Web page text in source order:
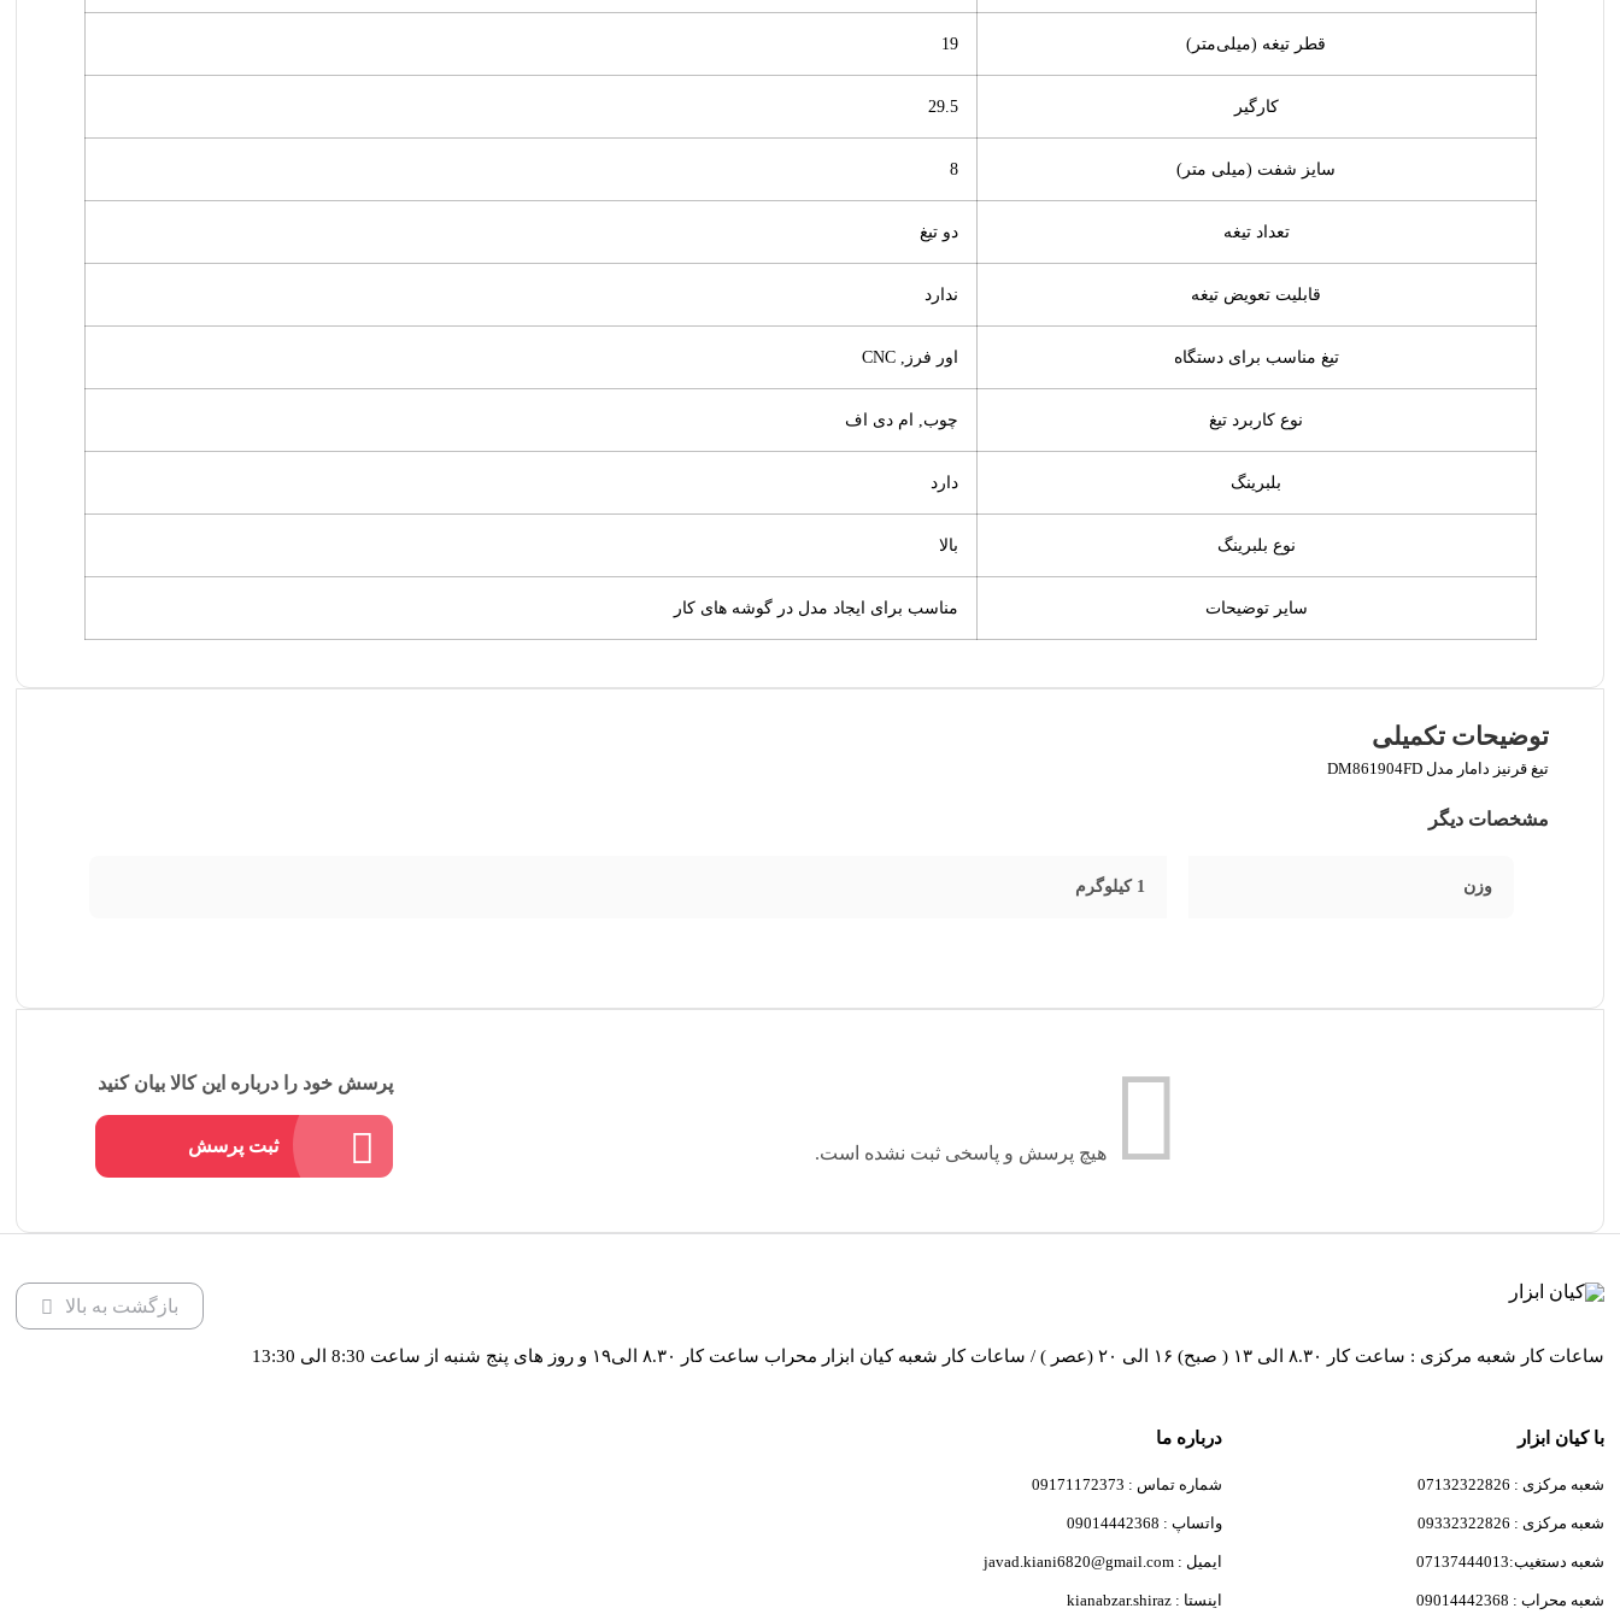
قطر تیغه (میلی‌متر) 19
کارگیر 29.5
سایز شفت (میلی متر) 8
تعداد تیغه دو تیغ
قابلیت تعویض تیغه ندارد
تیغ مناسب برای دستگاه اور فرز, CNC
نوع کاربرد تیغ چوب, ام دی اف
بلبرینگ دارد
نوع بلبرینگ بالا
سایر توضیحات مناسب برای ایجاد مدل در گوشه های کار
توضیحات تکمیلی
تیغ قرنیز دامار مدل DM861904FD
مشخصات دیگر
وزن 1 کیلوگرم
هیچ پرسش و پاسخی ثبت نشده است.
پرسش خود را درباره این کالا بیان کنید
ثبت پرسش
بازگشت به بالا
ساعات کار شعبه مرکزی : ساعت کار ۸.۳۰ الی ۱۳ ( صبح) ۱۶ الی ۲۰ (عصر ) / ساعات کار شعبه کیان ابزار محراب ساعت کار ۸.۳۰ الی۱۹ و روز های پنج شنبه از ساعت 8:30 الی 13:30
با کیان ابزار
شعبه مرکزی : 07132322826
شعبه مرکزی : 09332322826
شعبه دستغیب:07137444013
شعبه محراب : 09014442368
درباره ما
شماره تماس : 09171172373
واتساپ : 09014442368
ایمیل : javad.kiani6820@gmail.com
اینستا : kianabzar.shiraz